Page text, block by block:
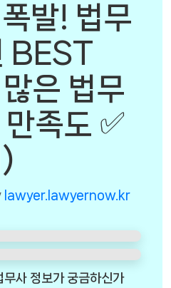
발! 법무
BEST
은 법무
족도 ✅
lawyer.lawyernow.kr
사 정보가 궁금하신가